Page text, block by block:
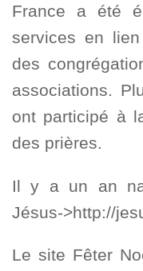
France a été
services en
des
associations.
ont participé à
des prières.
Il y a un an
Jésus->http://
Le site Fêter